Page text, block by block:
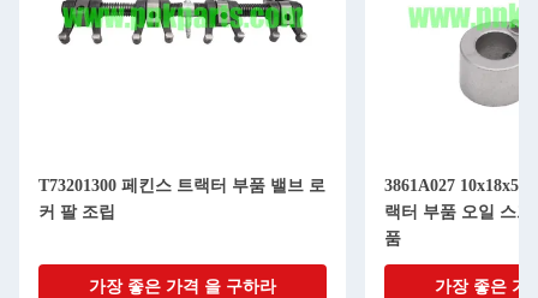
T73201300 페킨스 트랙터 부품 밸브 로
커 팔 조립
가장 좋은 가격 을 구하라
3861A027
랙터 부품 오일 스
품
가장 좋은 가